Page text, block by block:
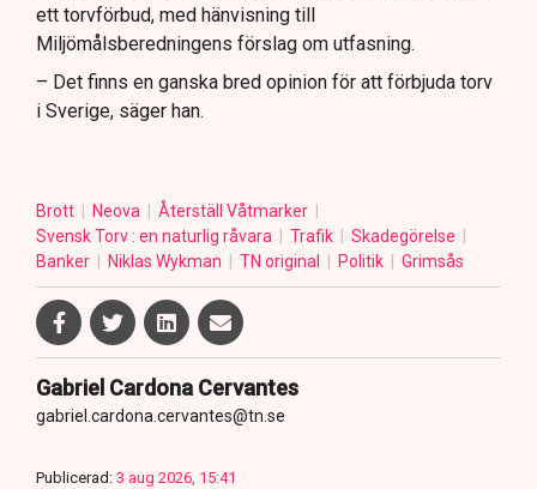
ett torvförbud, med hänvisning till
Miljömålsberedningens förslag om utfasning.
– Det finns en ganska bred opinion för att förbjuda torv
i Sverige, säger han.
Brott Neova
Återställ Våtmarker
Svensk Torv : en naturlig råvara
Trafik
Skadegörelse
Banker
Niklas Wykman TN original Politik Grimsås
Gabriel Cardona Cervantes
gabriel.cardona.cervantes@tn.se
Publicerad: 3 aug 2026, 15:41